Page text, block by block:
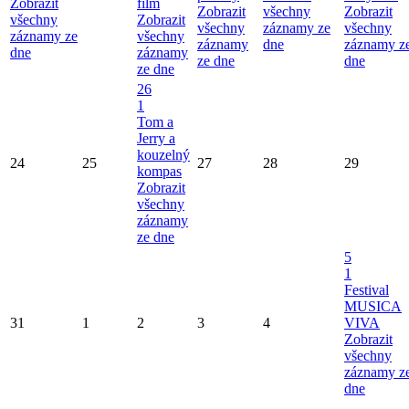
všechny
záznamy ze
dne
Zobrazit
všechny
záznamy
ze dne
Zobrazit
všechny
záznamy
ze dne
všechny
záznamy ze
dne
Zobrazit
všechny
záznamy
dne
24 25
26
1
Tom a
Jerry a
kouzelný
kompas
Zobrazit
všechny
záznamy
ze dne
27 28 29
31 1 2 3 4
5
1
Festival
MUSICA
VIVA
Zobrazit
všechny
záznamy
dne